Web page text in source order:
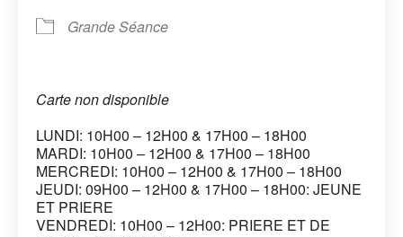
Grande Séance
Carte non disponible
LUNDI: 10H00 – 12H00 & 17H00 – 18H00
MARDI: 10H00 – 12H00 & 17H00 – 18H00
MERCREDI: 10H00 – 12H00 & 17H00 – 18H00
JEUDI: 09H00 – 12H00 & 17H00 – 18H00: JEUNE
ET PRIERE
VENDREDI: 10H00 – 12H00: PRIERE ET DE